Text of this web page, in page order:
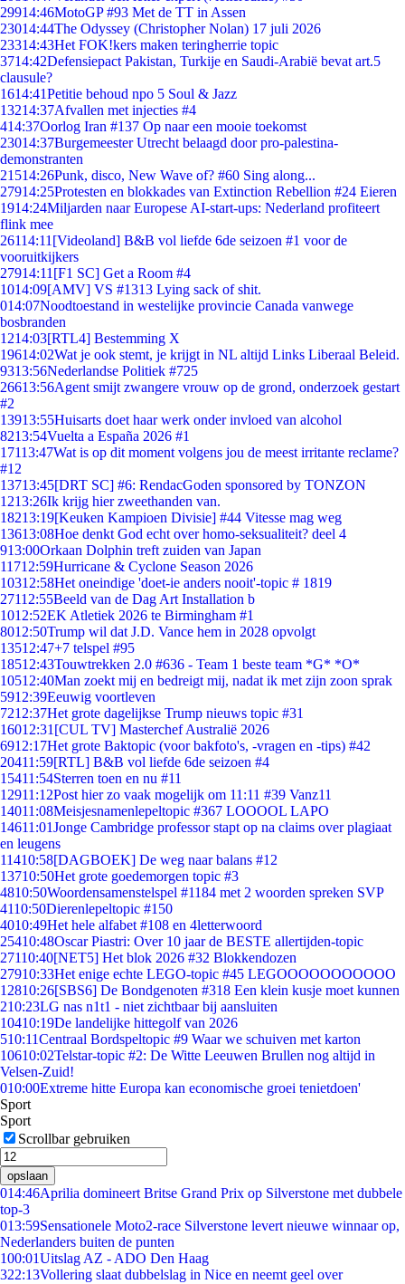
29914:46MotoGP #93 Met de TT in Assen
23014:44The Odyssey (Christopher Nolan) 17 juli 2026
23314:43Het FOK!kers maken teringherrie topic
3714:42Defensiepact Pakistan, Turkije en Saudi-Arabië bevat art.5
clausule?
1614:41Petitie behoud npo 5 Soul & Jazz
13214:37Afvallen met injecties #4
414:37Oorlog Iran #137 Op naar een mooie toekomst
23014:37Burgemeester Utrecht belaagd door pro-palestina-
demonstranten
21514:26Punk, disco, New Wave of? #60 Sing along...
27914:25Protesten en blokkades van Extinction Rebellion #24 Eieren
1914:24Miljarden naar Europese AI-start-ups: Nederland profiteert
flink mee
26114:11 [Videoland] B&B vol liefde 6de seizoen #1 voor de
vooruitkijkers
27914:11 [F1 SC] Get a Room #4
1014:09[AMV] VS #1313 Lying sack of shit.
014:07Noodtoestand in westelijke provincie Canada vanwege
bosbranden
1214:03[RTL4] Bestemming X
19614:02Wat je ook stemt, je krijgt in NL altijd Links Liberaal Beleid.
9313:56Nederlandse Politiek #725
26613:56Agent smijt zwangere vrouw op de grond, onderzoek gestart
#2
13913:55Huisarts doet haar werk onder invloed van alcohol
8213:54Vuelta a España 2026 #1
17113:47Wat is op dit moment volgens jou de meest irritante reclame?
#12
13713:45[DRT SC] #6: RendacGoden sponsored by TONZON
1213:26Ik krijg hier zweethanden van.
18213:19[Keuken Kampioen Divisie] #44 Vitesse mag weg
13613:08Hoe denkt God echt over homo-seksualiteit? deel 4
913:00Orkaan Dolphin treft zuiden van Japan
11712:59Hurricane & Cyclone Season 2026
10312:58Het oneindige 'doet-ie anders nooit'-topic # 1819
27112:55Beeld van de Dag Art Installation b
1012:52EK Atletiek 2026 te Birmingham #1
8012:50Trump wil dat J.D. Vance hem in 2028 opvolgt
13512:47+7 telspel #95
18512:43Touwtrekken 2.0 #636 - Team 1 beste team *G* *O*
10512:40Man zoekt mij en bedreigt mij, nadat ik met zijn zoon sprak
5912:39Eeuwig voortleven
7212:37Het grote dagelijkse Trump nieuws topic #31
16012:31 [CUL TV] Masterchef Australië 2026
6912:17Het grote Baktopic (voor bakfoto's, -vragen en -tips) #42
20411:59[RTL] B&B vol liefde 6de seizoen #4
15411:54Sterren toen en nu #11
12911:12Post hier zo vaak mogelijk om 11:11 #39 Vanz11
14011:08Meisjesnamenlepeltopic #367 LOOOOL LAPO
14611:01Jonge Cambridge professor stapt op na claims over plagiaat
en leugens
11410:58[DAGBOEK] De weg naar balans #12
13710:50Het grote goedemorgen topic #3
4810:50Woordensamenstelspel #1184 met 2 woorden spreken SVP
4110:50Dierenlepeltopic #150
4010:49Het hele alfabet #108 en 4letterwoord
25410:48Oscar Piastri: Over 10 jaar de BESTE allertijden-topic
27110:40[NET5] Het blok 2026 #32 Blokkendozen
27910:33Het enige echte LEGO-topic #45 LEGOOOOOOOOOOO
12810:26[SBS6] De Bondgenoten #318 Een klein kusje moet kunnen
210:23LG nas n1t1 - niet zichtbaar bij aansluiten
10410:19De landelijke hittegolf van 2026
510:11Centraal Bordspeltopic #9 Waar we schuiven met karton
10610:02Telstar-topic #2: De Witte Leeuwen Brullen nog altijd in
Velsen-Zuid!
010:00Extreme hitte Europa kan economische groei tenietdoen'
Sport
Sport
Scrollbar gebruiken
opslaan
014:46Aprilia domineert Britse Grand Prix op Silverstone met dubbele
top-3
013:59Sensationele Moto2-race Silverstone levert nieuwe winnaar op,
Nederlanders buiten de punten
100:01Uitslag AZ - ADO Den Haag
322:13Vollering slaat dubbelslag in Nice en neemt geel over